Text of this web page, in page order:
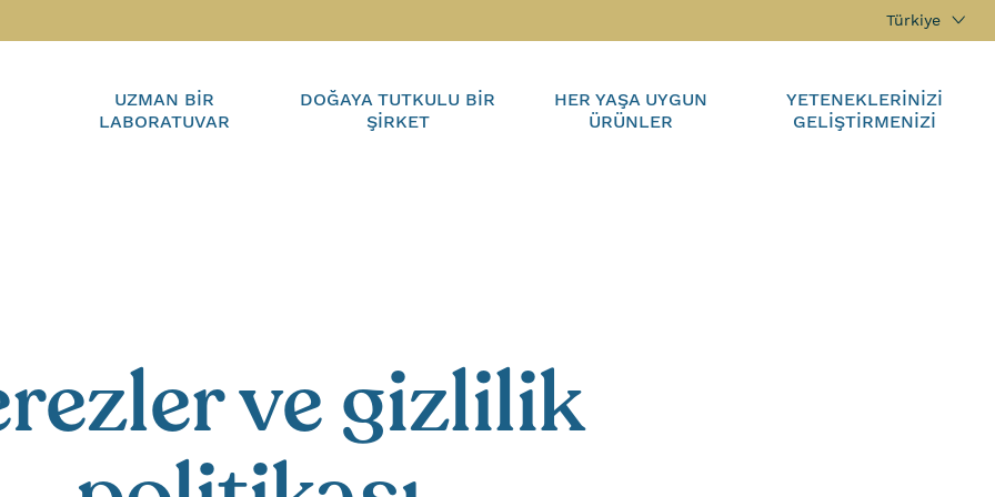
Türkiye
UZMAN BIR
LABORATUVAR
DOĞAYA TUTKULU BIR
ŞIRKET
HER YAŞA UYGUN
ÜRÜNLER
YETENEKLERINIZI
GELIŞTIRMENIZI
ve gizlilik